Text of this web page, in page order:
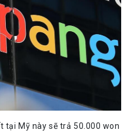
tại Mỹ này sẽ trả 50.000 won